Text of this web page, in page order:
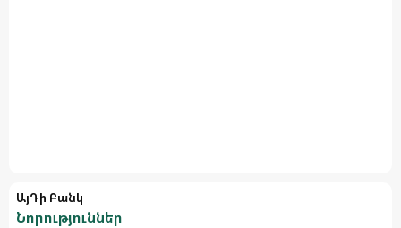
ԱյԴի Բանկ
Նորություններ